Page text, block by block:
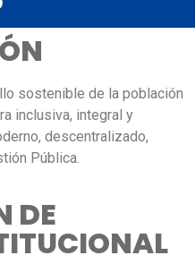
sostenible de la población
inclusiva, integral y
descentralizado,
Pública.
DE